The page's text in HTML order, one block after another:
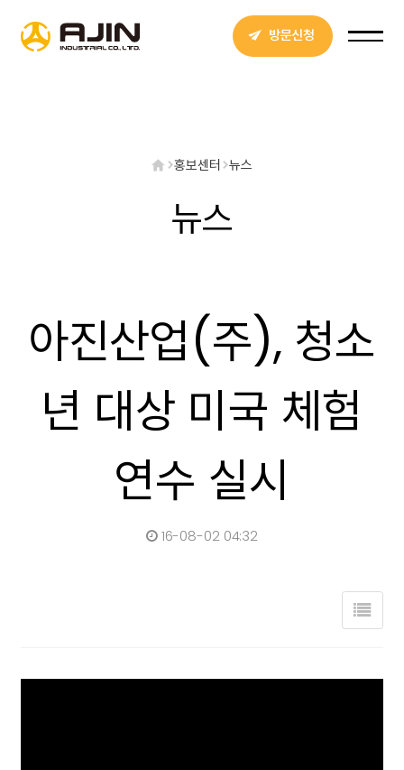
방문신청
홍보센터 뉴스
뉴스
아진산업(주), 청소
년 대상 미국 체험
연수 실시
16-08-02 04:32